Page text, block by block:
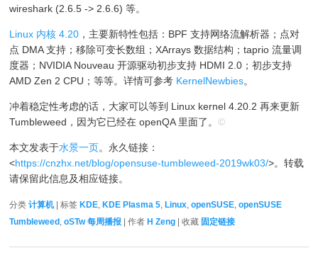
wireshark (2.6.5 -> 2.6.6) 等。
Linux 内核 4.20 ，主要新特性包括：BPF 支持网络流解析器；点对
点 DMA 支持；移除可变长数组；XArrays 数据结构；taprio 流量调
度器；NVIDIA Nouveau 开源驱动初步支持 HDMI 2.0；初步支持
AMD Zen 2 CPU；等等。详情可参考 KernelNewbies。
冲着稳定性考虑的话，大家可以等到 Linux kernel 4.20.2 再来更新
Tumbleweed，因为它已经在 openQA 里面了。©
本文发表于水景一页。永久链接：
<https://cnzhx.net/blog/opensuse-tumbleweed-2019wk03/>。转载
请保留此信息及相应链接。
分类计算机| 标签 KDE, KDE Plasma 5, Linux,openSUSE,openSUSE
Tumbleweed ,oSTw 每周播报 | 作者 H Zeng | 收藏 固定链接